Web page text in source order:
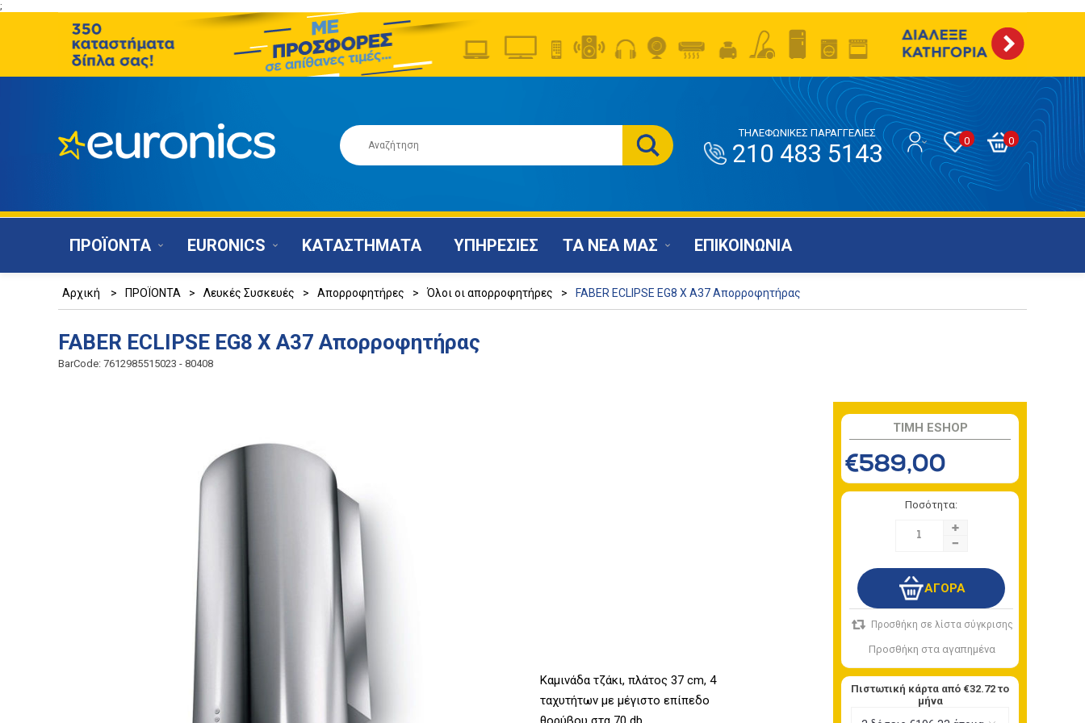
;
0
0
ΤΗΛΕΦΩΝΙΚΕΣ ΠΑΡΑΓΓΕΛΙΕΣ
210 483 5143
ΠΡΟΪΟΝΤΑ EURONICS ΚΑΤΑΣΤΗΜΑΤΑ ΥΠΗΡΕΣΙΕΣ ΤΑ ΝΕΑ ΜΑΣ ΕΠΙΚΟΙΝΩΝΙΑ
Αρχική > ΠΡΟΪΟΝΤΑ > Λευκές Συσκευές > Απορροφητήρες > Όλοι οι απορροφητήρες > FABER ECLIPSE EG8 X A37 Απορροφητήρας
FABER ECLIPSE EG8 X A37 Απορροφητήρας
BarCode: 7612985515023 - 80408
Καμινάδα τζάκι, πλάτος 37 cm, 4
ταχυτήτων με μέγιστο επίπεδο
TIMH ESHOP
€589,00
Ποσότητα:
+
-
Πιστωτική κάρτα από €32.72 το
μήνα